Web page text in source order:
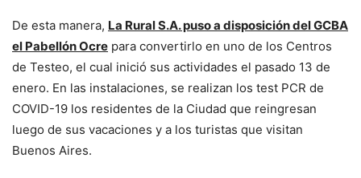
De esta manera, La Rural S.A. puso a disposición del GCBA
el Pabellón Ocre para convertirlo en uno de los Centros
de Testeo, el cual inició sus actividades el pasado 13 de
enero. En las instalaciones, se realizan los test PCR de
COVID-19 los residentes de la Ciudad que reingresan
luego de sus vacaciones y a los turistas que visitan
Buenos Aires.